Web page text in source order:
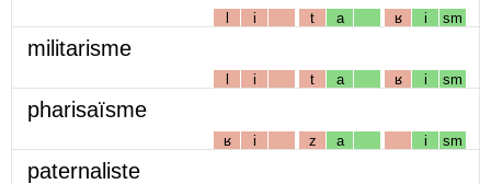
l i t a ʁ i sm
militarisme
l i t a ʁ i sm
pharisaïsme
ʁ i z a i sm
paternaliste